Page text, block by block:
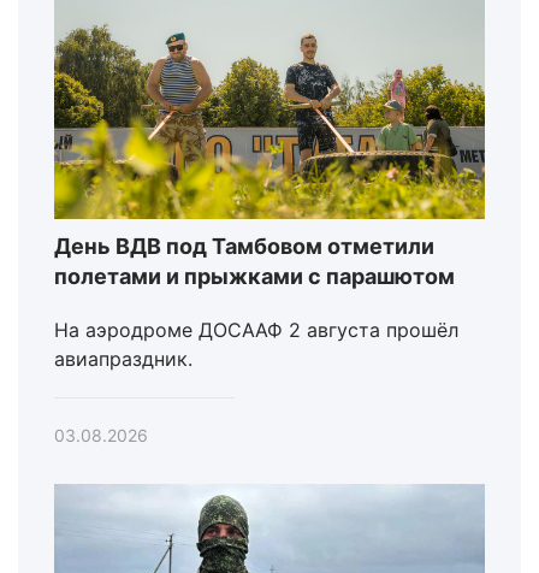
День ВДВ под Тамбовом отметили
полетами и прыжками с парашютом
На аэродроме ДОСААФ 2 августа прошёл
авиапраздник.
03.08.2026